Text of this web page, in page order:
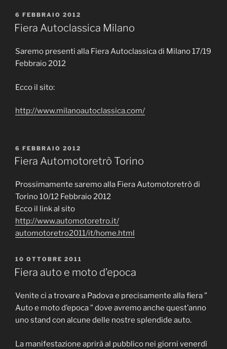
PUBBLICATO
IL
6 FEBBRAIO 2012
Fiera Autoclassica Milano
Saremo presenti alla Fiera Autoclassica di Milano 17/19
Febbraio 2012
Ecco il sito:
http://www.milanoautoclassica.com/
PUBBLICATO
IL
6 FEBBRAIO 2012
Fiera Automotoretrò Torino
Prossimamente saremo alla Fiera Automotoretrò di
Torino 10/12 Febbraio 2012
Ecco il link al sito
http://www.automotoretro.it/
automotoretro2011/it/home.html
PUBBLICATO
IL
10 OTTOBRE 2011
Fiera auto e moto d’epoca
Venite ci a trovare a Padova e precisamente alla fiera ”
Auto e moto d’epoca ” dove avremo anche quest’anno
uno stand con alcune delle nostre splendide auto.
La manifestazione aprirà al pubblico nei giorni venerdì